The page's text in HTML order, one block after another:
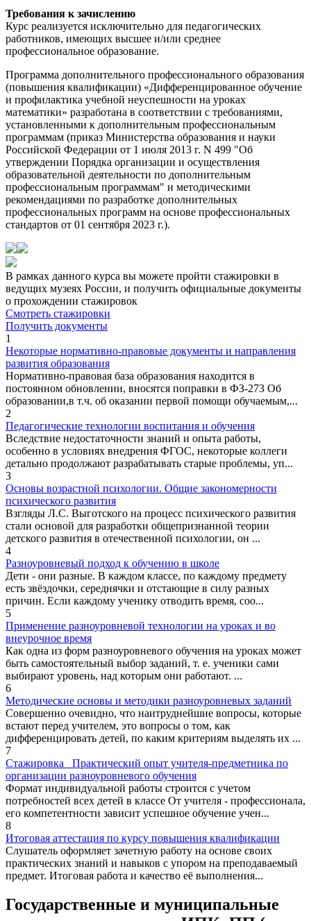
Требования к зачислению
Курс реализуется исключительно для педагогических
работников, имеющих высшее и/или среднее
профессиональное образование.
Программа дополнительного профессионального образования
(повышения квалификации) «Дифференцированное обучение
и профилактика учебной неуспешности на уроках
математики» разработана в соответствии с требованиями,
установленными к дополнительным профессиональным
программам (приказ Министерства образования и науки
Российской Федерации от 1 июля 2013 г. N 499 "Об
утверждении Порядка организации и осуществления
образовательной деятельности по дополнительным
профессиональным программам" и методическими
рекомендациями по разработке дополнительных
профессиональных программ на основе профессиональных
стандартов от 01 сентября 2023 г.).
В рамках данного курса вы можете пройти стажировки в
ведущих музеях России, и получить официальные документы
о прохождении стажировок
Смотреть стажировки
Получить документы
1
Некоторые нормативно-правовые документы и направления
развития образования
Нормативно-правовая база образования находится в
постоянном обновлении, вносятся поправки в ФЗ-273 Об
образовании,в т.ч. об оказании первой помощи обучаемым,...
2
Педагогические технологии воспитания и обучения
Вследствие недостаточности знаний и опыта работы,
особенно в условиях внедрения ФГОС, некоторые коллеги
детально продолжают разрабатывать старые проблемы, уп...
3
Основы возрастной психологии. Общие закономерности
психического развития
Взгляды Л.С. Выготского на процесс психического развития
стали основой для разработки общепризнанной теории
детского развития в отечественной психологии, он ...
4
Разноуровневый подход к обучению в школе
Дети - они разные. В каждом классе, по каждому предмету
есть звёздочки, середнячки и отстающие в силу разных
причин. Если каждому ученику отводить время, соо...
5
Применение разноуровневой технологии на уроках и во
внеурочное время
Как одна из форм разноуровневого обучения на уроках может
быть самостоятельный выбор заданий, т. е. ученики сами
выбирают уровень, над которым они работают. ...
6
Методические основы и методики разноуровневых заданий
Совершенно очевидно, что наитруднейшие вопросы, которые
встают перед учителем, это вопросы о том, как
дифференцировать детей, по каким критериям выделять их ...
7
Стажировка_ Практический опыт учителя-предметника по
организации разноуровневого обучения
Формат индивидуальной работы строится с учетом
потребностей всех детей в классе От учителя - профессионала,
его компетентности зависит успешное обучение учен...
8
Итоговая аттестация по курсу повышения квалификации
Слушатель оформляет зачетную работу на основе своих
практических знаний и навыков с упором на преподаваемый
предмет. Итоговая работа и качество её выполнения...
Государственные и муниципальные